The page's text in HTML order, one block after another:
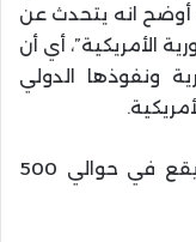
أوضح انه يتحدث عن
الأمريكية”، أي أن
ونفوذها الدولي
وفي كتابه (الصادر عام 2011) والذي يقع في حوالي 500